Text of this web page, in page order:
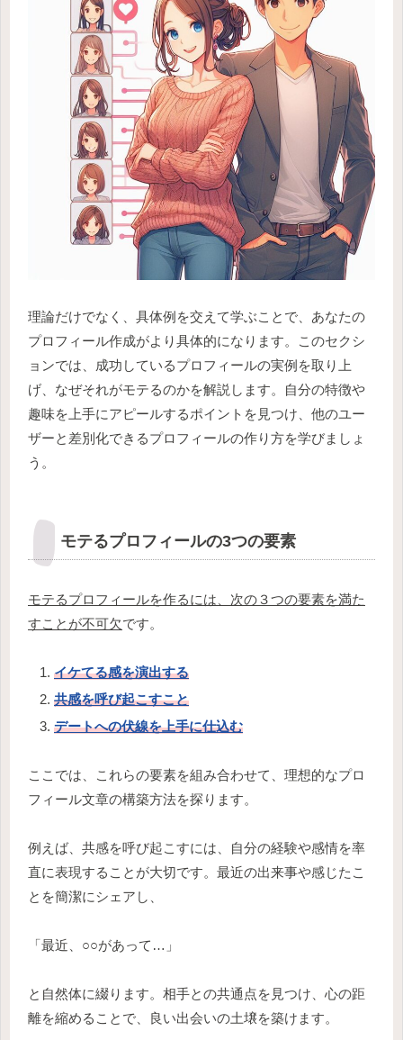
理論だけでなく、具体例を交えて学ぶことで、あなたの
プロフィール作成がより具体的になります。このセクシ
ョンでは、成功しているプロフィールの実例を取り上
げ、なぜそれがモテるのかを解説します。自分の特徴や
趣味を上手にアピールするポイントを見つけ、他のユー
ザーと差別化できるプロフィールの作り方を学びましょ
う。
モテるプロフィールの3つの要素
モテるプロフィールを作るには、次の３つの要素を満た
すことが不可欠です。
イケてる感を演出する
共感を呼び起こすこと
デートへの伏線を上手に仕込む
ここでは、これらの要素を組み合わせて、理想的なプロ
フィール文章の構築方法を探ります。
例えば、共感を呼び起こすには、自分の経験や感情を率
直に表現することが大切です。最近の出来事や感じたこ
とを簡潔にシェアし、
「最近、○○があって…」
と自然体に綴ります。相手との共通点を見つけ、心の距
離を縮めることで、良い出会いの土壌を築けます。